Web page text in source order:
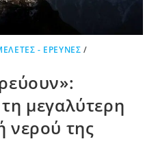
- ΈΡΕΥΝΕΣ /
μεγαλύτερη
νερού της